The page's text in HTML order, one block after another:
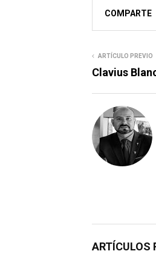
COMPARTE
ARTÍCULO PREVIO
Clavius
ARTÍCULOS